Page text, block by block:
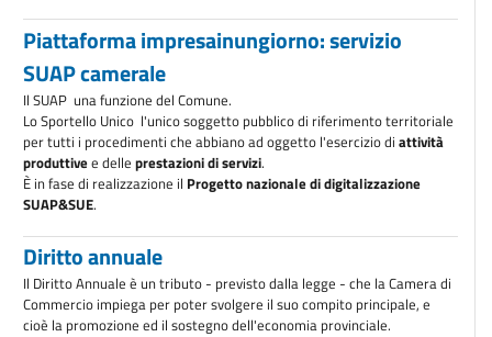
Piattaforma impresainungiorno: servizio
SUAP camerale
Il SUAP  una funzione del Comune.
Lo Sportello Unico  l'unico soggetto pubblico di riferimento territoriale
per tutti i procedimenti che abbiano ad oggetto l'esercizio di attività
produttivee delle prestazioni di servizi.
È in fase di realizzazione il Progetto nazionale di digitalizzazione
SUAP&SUE.
Diritto annuale
Il Diritto Annuale è un tributo - previsto dalla legge - che la Camera di
Commercio impiega per poter svolgere il suo compito principale, e
cioè la promozione ed il sostegno dell'economia provinciale.